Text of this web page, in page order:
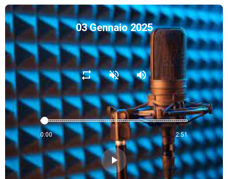
03 Gennaio 2025
repeat volume_off volume_up
0:00 2:51
play_arrow